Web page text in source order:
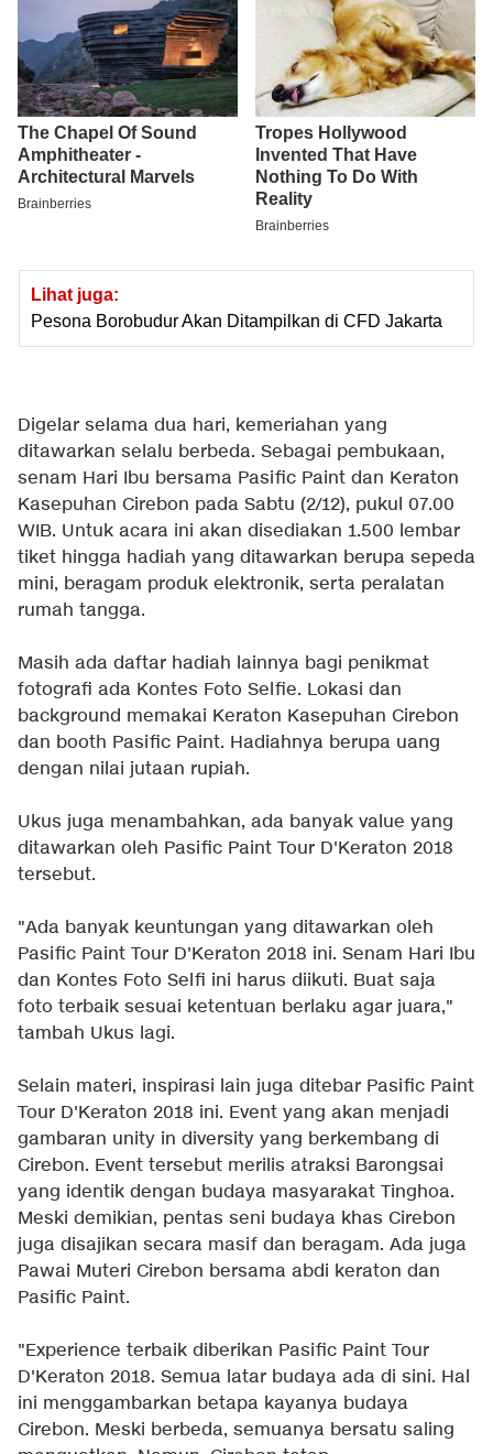
Lihat juga:
Pesona Borobudur Akan Ditampilkan di CFD Jakarta
Digelar selama dua hari, kemeriahan yang
ditawarkan selalu berbeda. Sebagai pembukaan,
senam Hari Ibu bersama Pasific Paint dan Keraton
Kasepuhan Cirebon pada Sabtu (2/12), pukul 07.00
WIB. Untuk acara ini akan disediakan 1.500 lembar
tiket hingga hadiah yang ditawarkan berupa sepeda
mini, beragam produk elektronik, serta peralatan
rumah tangga.
Masih ada daftar hadiah lainnya bagi penikmat
fotografi ada Kontes Foto Selfie. Lokasi dan
background memakai Keraton Kasepuhan Cirebon
dan booth Pasific Paint. Hadiahnya berupa uang
dengan nilai jutaan rupiah.
Ukus juga menambahkan, ada banyak value yang
ditawarkan oleh Pasific Paint Tour D'Keraton 2018
tersebut.
"Ada banyak keuntungan yang ditawarkan oleh
Pasific Paint Tour D'Keraton 2018 ini. Senam Hari Ibu
dan Kontes Foto Selfi ini harus diikuti. Buat saja
foto terbaik sesuai ketentuan berlaku agar juara,"
tambah Ukus lagi.
Selain materi, inspirasi lain juga ditebar Pasific Paint
Tour D'Keraton 2018 ini. Event yang akan menjadi
gambaran unity in diversity yang berkembang di
Cirebon. Event tersebut merilis atraksi Barongsai
yang identik dengan budaya masyarakat Tinghoa.
Meski demikian, pentas seni budaya khas Cirebon
juga disajikan secara masif dan beragam. Ada juga
Pawai Muteri Cirebon bersama abdi keraton dan
Pasific Paint.
"Experience terbaik diberikan Pasific Paint Tour
D'Keraton 2018. Semua latar budaya ada di sini. Hal
ini menggambarkan betapa kayanya budaya
Cirebon. Meski berbeda, semuanya bersatu saling